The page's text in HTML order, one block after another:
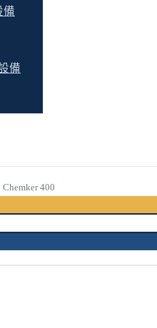
備
備
總覽
配
備
方案
400